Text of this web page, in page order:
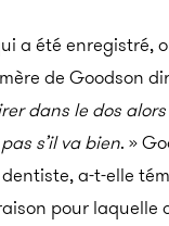
a été enregistré,
de Goodson
dans le dos
s’il va bien. »
a-t-elle
pour laquelle